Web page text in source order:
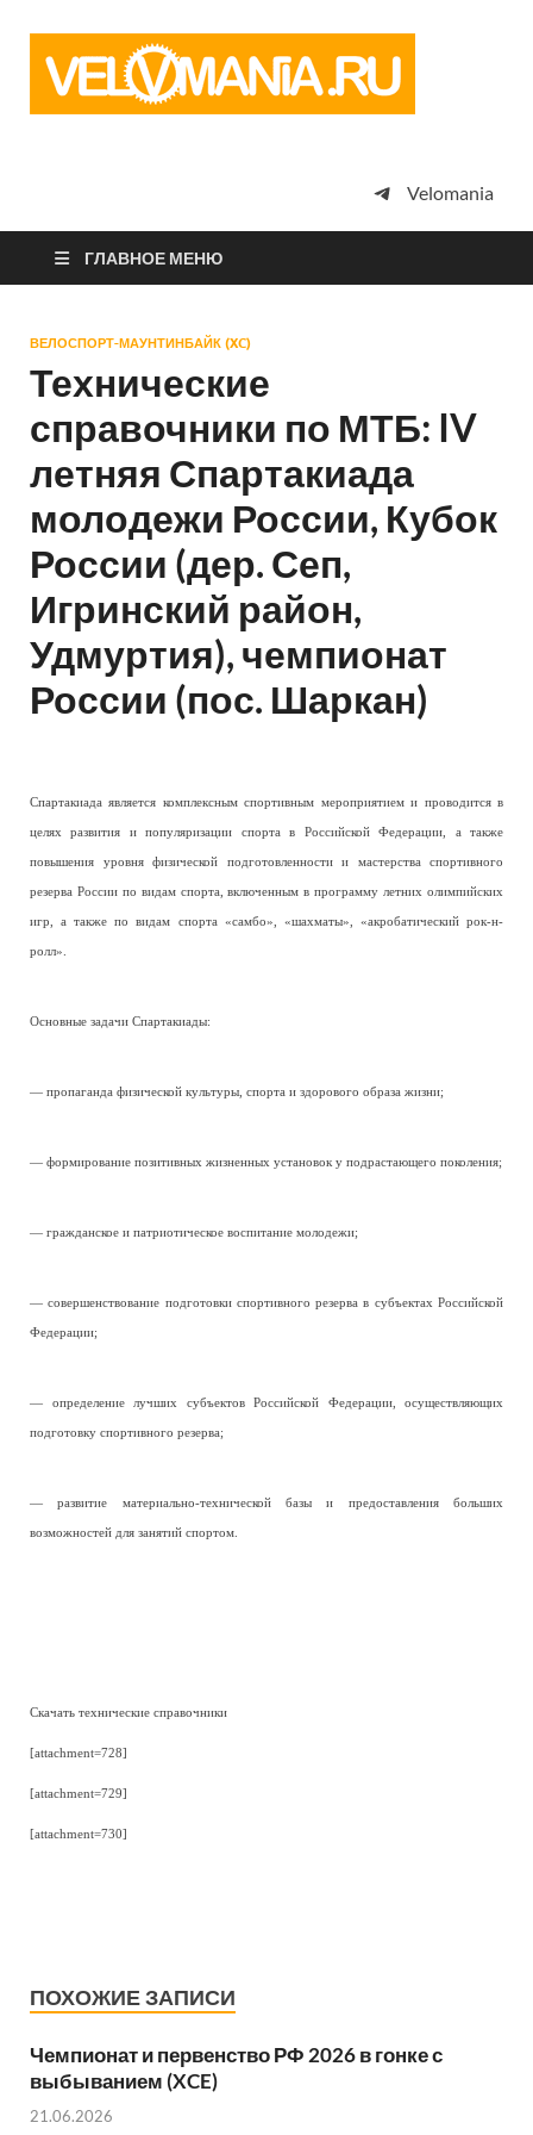
просто
Velomania
ГЛАВНОЕ МЕНЮ
ВЕЛОСПОРТ-МАУНТИНБАЙК (XC)
Технические
справочники по МТБ: IV
летняя Спартакиада
молодежи России, Кубок
России (дер. Сеп,
Игринский район,
Удмуртия), чемпионат
России (пос. Шаркан)
Спартакиада является комплексным спортивным мероприятием и проводится в
целях развития и популяризации спорта в Российской Федерации, а также
повышения уровня физической подготовленности и мастерства спортивного
резерва России по видам спорта, включенным в программу летних олимпийских
игр, а также по видам спорта «самбо», «шахматы», «акробатический рок-н-
ролл».
Основные задачи Спартакиады:
— пропаганда физической культуры, спорта и здорового образа жизни;
— формирование позитивных жизненных установок у подрастающего поколения;
— гражданское и патриотическое воспитание молодежи;
— совершенствование подготовки спортивного резерва в субъектах Российской
Федерации;
— определение лучших субъектов Российской Федерации, осуществляющих
подготовку спортивного резерва;
— развитие материально-технической базы и предоставления больших
возможностей для занятий спортом.
Скачать технические справочники
[attachment=728]
[attachment=729]
[attachment=730]
ПОХОЖИЕ ЗАПИСИ
Чемпионат и первенство РФ 2026 в гонке с
выбыванием (XCE)
21.06.2026